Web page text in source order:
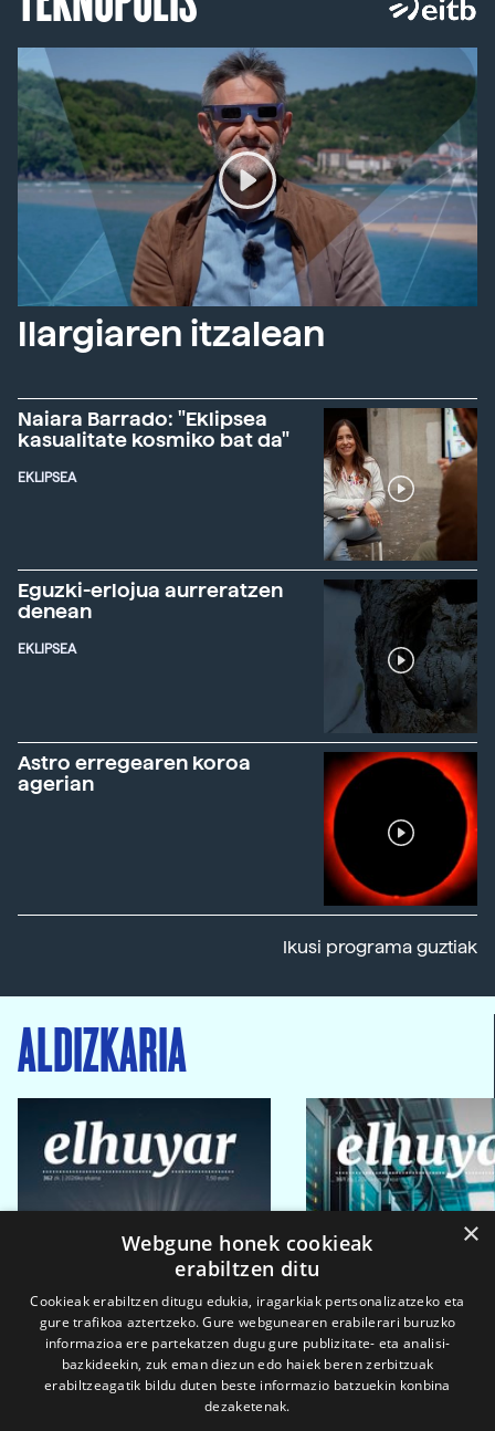
Ilargiaren itzalean
Naiara Barrado: "Eklipsea
kasualitate kosmiko bat da"
EKLIPSEA
Eguzki-erlojua aurreratzen
denean
EKLIPSEA
Astro erregearen koroa
agerian
Ikusi programa guztiak
ALDIZKARIA
×
Webgune honek cookieak
erabiltzen ditu
Cookieak erabiltzen ditugu edukia, iragarkiak pertsonalizatzeko eta
gure trafikoa aztertzeko. Gure webgunearen erabilerari buruzko
informazioa ere partekatzen dugu gure publizitate- eta analisi-
bazkideekin, zuk eman diezun edo haiek beren zerbitzuak
erabiltzeagatik bildu duten beste informazio batzuekin konbina
dezaketenak.